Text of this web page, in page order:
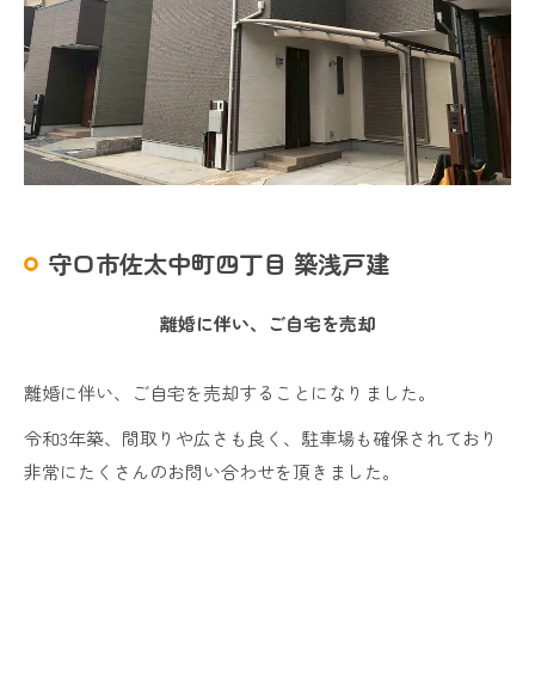
守口市佐太中町四丁目 築浅戸建
離婚に伴い、ご自宅を売却
離婚に伴い、ご自宅を売却することになりました。
令和3年築、間取りや広さも良く、駐車場も確保されており
非常にたくさんのお問い合わせを頂きました。